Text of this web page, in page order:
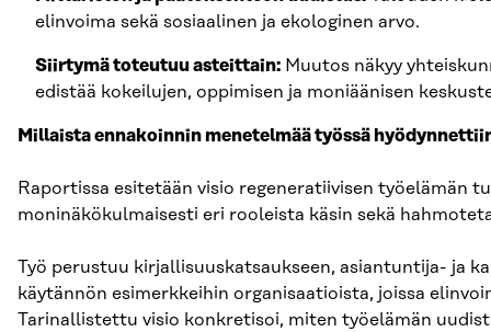
elinvoima sekä sosiaalinen ja ekologinen arvo.
Siirtymä toteutuu asteittain: Muutos näkyy
edistää kokeilujen, oppimisen ja moniäänisen
Millaista ennakoinnin menetelmää työssä
Raportissa esitetään visio regeneratiivisen työelämän
moninäkökulmaisesti eri rooleista käsin sekä
Työ perustuu kirjallisuuskatsaukseen, asiantuntija- ja
käytännön esimerkkeihin organisaatioista, joissa
Tarinallistettu visio konkretisoi, miten työelämän